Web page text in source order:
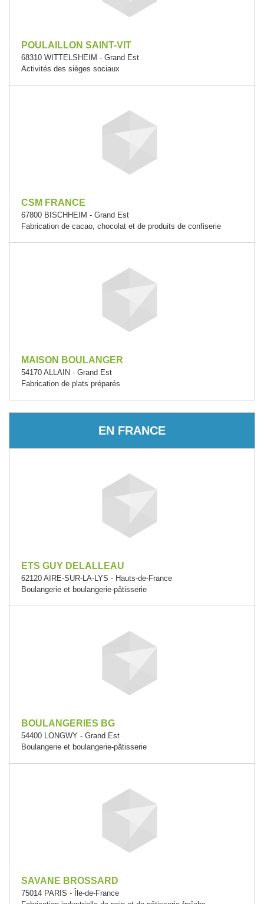
POULAILLON SAINT-VIT
68310 WITTELSHEIM - Grand Est
Activités des sièges sociaux
CSM FRANCE
67800 BISCHHEIM - Grand Est
Fabrication de cacao, chocolat et de produits de confiserie
MAISON BOULANGER
54170 ALLAIN - Grand Est
Fabrication de plats préparés
EN FRANCE
ETS GUY DELALLEAU
62120 AIRE-SUR-LA-LYS - Hauts-de-France
Boulangerie et boulangerie-pâtisserie
BOULANGERIES BG
54400 LONGWY - Grand Est
Boulangerie et boulangerie-pâtisserie
SAVANE BROSSARD
75014 PARIS - Île-de-France